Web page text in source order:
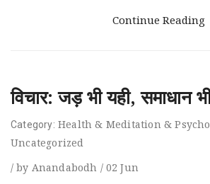
Continue Reading
विचार: जड़ भी यही, समाधान
Category: Health & Meditation &
Uncategorized
/ by Anandabodh / 02 Jun